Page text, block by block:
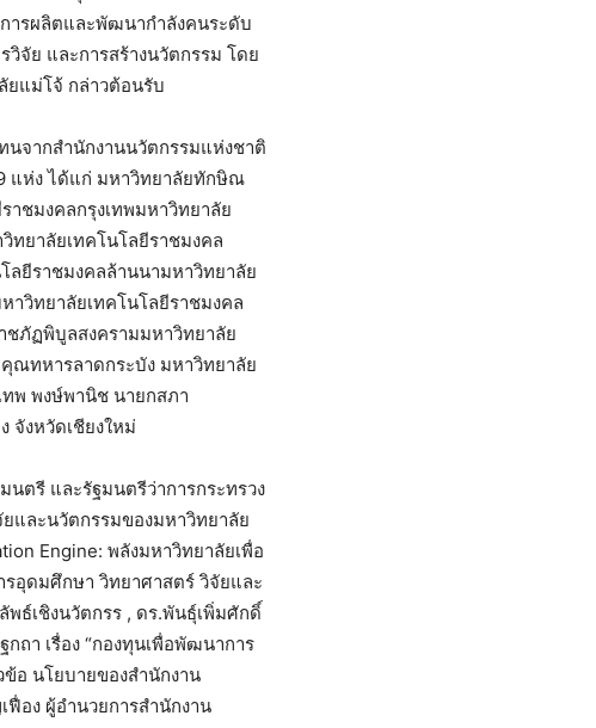
งเครือข่ายมหาวิทยาลัยกลุ่ม
ม 2 ด้านความเป็นเลิศของ
ความต้องการของประเทศ
บเกียรติ จาก รอง
ต้อนรับ
และผู้แทนจากสำนักงาน
นโลยีและนวัตกรรม ทั้ง 19
พระนครเหนือมหาวิทยาลัย
ออกมหาวิทยาลัยเทคโนโลยี
ยเทคโนโลยีราชมงคล
คโนโลยีราชมงคลศรีวิชัย
สงครามมหาวิทยาลัย
กล้าเจ้าคุณทหารลาดกระบัง
ศาสตราจารย์ ดร.เทพ พงษ์
คนทารี่ ฮิลล์ อำเภอเมือง
ยกรัฐมนตรี และรัฐมนตรี